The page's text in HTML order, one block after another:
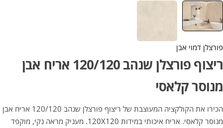
פורצלן דמוי אבן
ריצוף פורצלן שנהב 120/120 אריח אבן
מנוסר קלאסי
הכירו את הקולקציה המעוצבת של ריצוף פורצלן שנהב 120/120 אריח אבן
מנוסר קלאסי. אריח איכותי במידות 120X120. מעניק מראה נקי, מוקפד